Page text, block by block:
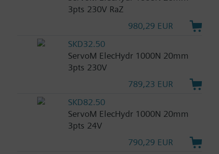
3pts 230V RaZ
980,29 EUR
SKD32.50
ServoM ElecHydr 1000N 20mm
3pts 230V
789,23 EUR
SKD82.50
ServoM ElecHydr 1000N 20mm
3pts 24V
790,29 EUR